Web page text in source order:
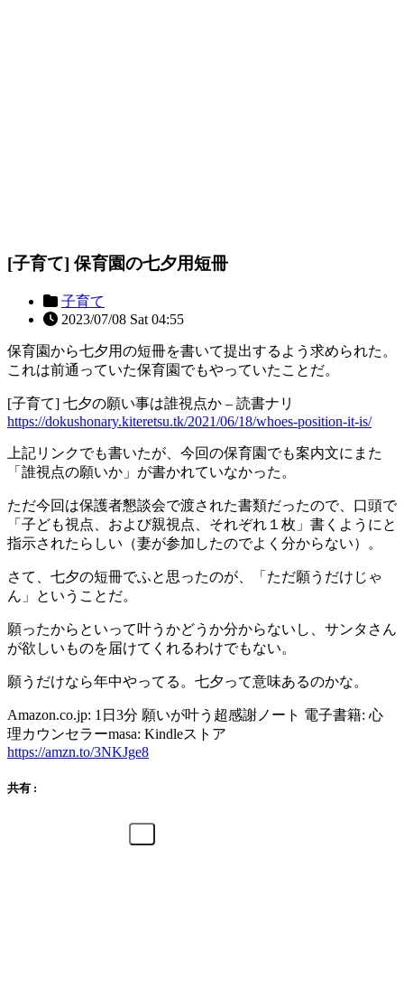
[子育て] 保育園の七夕用短冊
子育て
2023/07/08 Sat 04:55
保育園から七夕用の短冊を書いて提出するよう求められた。
これは前通っていた保育園でもやっていたことだ。
[子育て] 七夕の願い事は誰視点か – 読書ナリ
https://dokushonary.kiteretsu.tk/2021/06/18/whoes-position-it-is/
上記リンクでも書いたが、今回の保育園でも案内文にまた
「誰視点の願いか」が書かれていなかった。
ただ今回は保護者懇談会で渡された書類だったので、口頭で
「子ども視点、および親視点、それぞれ１枚」書くようにと
指示されたらしい（妻が参加したのでよく分からない）。
さて、七夕の短冊でふと思ったのが、「ただ願うだけじゃ
ん」ということだ。
願ったからといって叶うかどうか分からないし、サンタさん
が欲しいものを届けてくれるわけでもない。
願うだけなら年中やってる。七夕って意味あるのかな。
Amazon.co.jp: 1日3分 願いが叶う超感謝ノート 電子書籍: 心
理カウンセラーmasa: Kindleストア
https://amzn.to/3NKJge8
共有 :